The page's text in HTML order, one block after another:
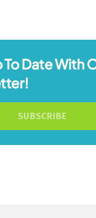
To Date With
SUBSCRIBE